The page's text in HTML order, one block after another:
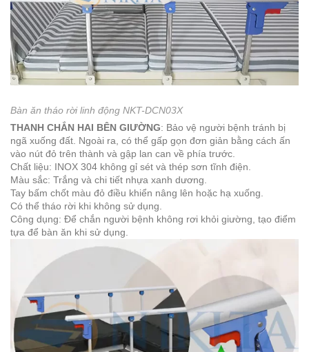
Bàn ăn tháo rời linh động NKT-DCN03X
THANH CHẮN HAI BÊN GIƯỜNG: Bảo vệ người bệnh tránh bị
ngã xuống đất. Ngoài ra, có thể gấp gọn đơn giản bằng cách ấn
vào nút đỏ trên thành và gập lan can về phía trước.
Chất liệu: INOX 304 không gỉ sét và thép sơn tĩnh điện.
Màu sắc: Trắng và chi tiết nhựa xanh dương.
Tay bấm chốt màu đỏ điều khiển nâng lên hoặc hạ xuống.
Có thể tháo rời khi không sử dụng.
Công dụng: Để chắn người bệnh không rơi khỏi giường, tạo điểm
tựa để bàn ăn khi sử dụng.